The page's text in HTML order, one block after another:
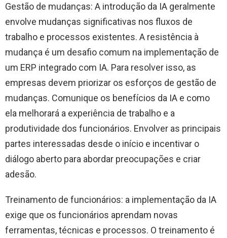
Gestão de mudanças: A introdução da IA ​​geralmente
envolve mudanças significativas nos fluxos de
trabalho e processos existentes. A resistência à
mudança é um desafio comum na implementação de
um ERP integrado com IA. Para resolver isso, as
empresas devem priorizar os esforços de gestão de
mudanças. Comunique os benefícios da IA ​​e como
ela melhorará a experiência de trabalho e a
produtividade dos funcionários. Envolver as principais
partes interessadas desde o início e incentivar o
diálogo aberto para abordar preocupações e criar
adesão.
Treinamento de funcionários: a implementação da IA ​​
exige que os funcionários aprendam novas
ferramentas, técnicas e processos. O treinamento é